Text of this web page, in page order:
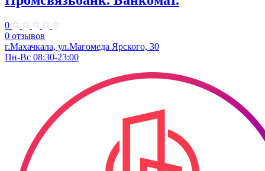
0
0 отзывов
г.Махачкала, ул.Магомеда Ярского, 30
Пн-Вс 08:30-23:00